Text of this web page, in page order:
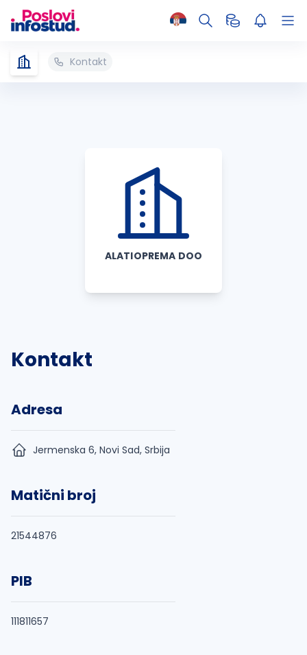
Kontakt
ALATIOPREMA DOO
Kontakt
Adresa
Jermenska 6, Novi Sad, Srbija
Matični broj
21544876
PIB
111811657